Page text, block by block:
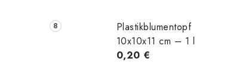
Plastikblumentopf
10x10x11 cm – 1 l
0,20 €